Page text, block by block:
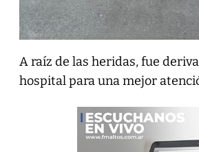
A raíz de las heridas, fue
hospital para una mejor